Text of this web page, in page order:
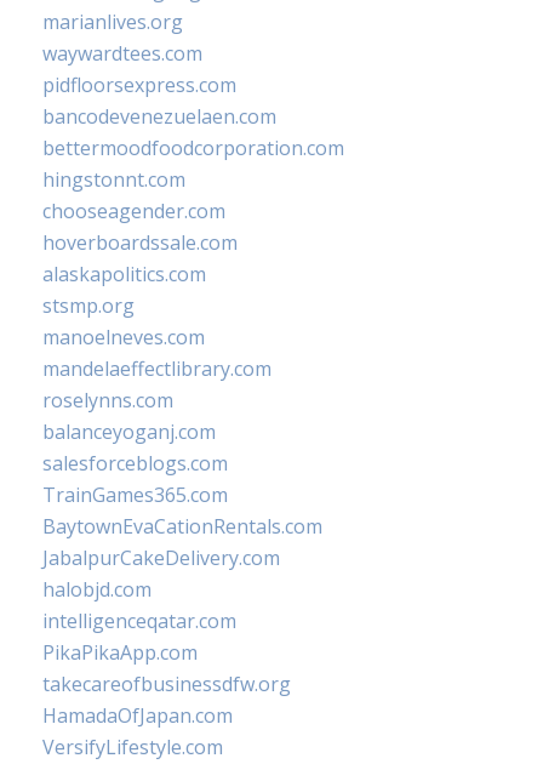
marianlives.org
waywardtees.com
pidfloorsexpress.com
bancodevenezuelaen.com
bettermoodfoodcorporation.com
hingstonnt.com
chooseagender.com
hoverboardssale.com
alaskapolitics.com
stsmp.org
manoelneves.com
mandelaeffectlibrary.com
roselynns.com
balanceyoganj.com
salesforceblogs.com
TrainGames365.com
BaytownEvaCationRentals.com
JabalpurCakeDelivery.com
halobjd.com
intelligenceqatar.com
PikaPikaApp.com
takecareofbusinessdfw.org
HamadaOfJapan.com
VersifyLifestyle.com